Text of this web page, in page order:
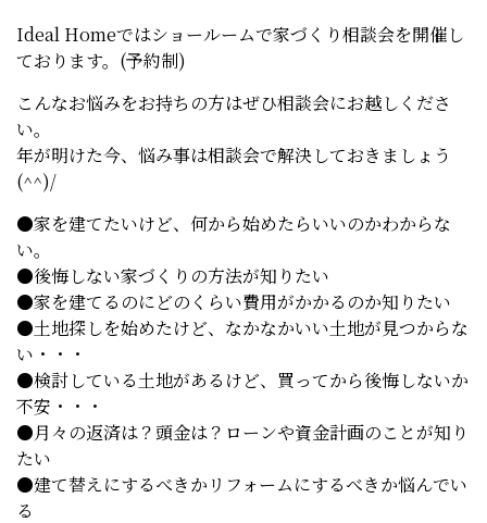
Ideal Homeではショールームで家づくり相談会を開催し
ております。(予約制)
こんなお悩みをお持ちの方はぜひ相談会にお越しくださ
い。
年が明けた今、悩み事は相談会で解決しておきましょう
(^^)/
●家を建てたいけど、何から始めたらいいのかわからな
い。
●後悔しない家づくりの方法が知りたい
●家を建てるのにどのくらい費用がかかるのか知りたい
●土地探しを始めたけど、なかなかいい土地が見つからな
い・・・
●検討している土地があるけど、買ってから後悔しないか
不安・・・
●月々の返済は？頭金は？ローンや資金計画のことが知り
たい
●建て替えにするべきかリフォームにするべきか悩んでい
る